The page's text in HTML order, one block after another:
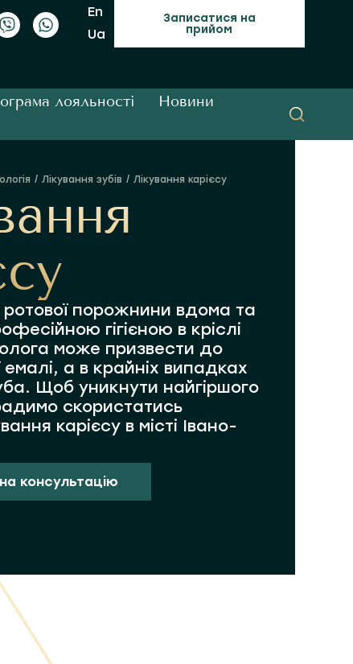
En
Ua
Записатися на
прийом
лояльності
Новини
Лікування зубів Лікування карієсу
ротової порожнини вдома та
гігієною в кріслі
може призвести до
емалі, а в крайніх випадках
Щоб уникнути найгіршого
скористатись
карієсу в місті Івано-
консультацію